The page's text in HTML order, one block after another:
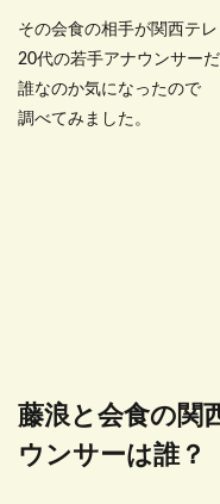
その会食の相手が関西テ
20代の若手アナウンサー
誰なのか気になったので
調べてみました。
藤浪と会食の関
ウンサーは誰？